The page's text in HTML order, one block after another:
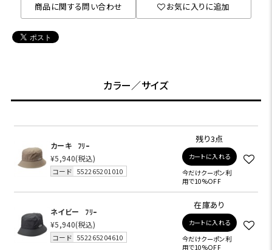
商品に関する問い合わせ お気に入りに追加
カラー／サイズ
カーキ
ﾌﾘｰ
¥5,940(税込)
コード 552265201010
残り3点
カートに入れる
今だけクーポン利
用で10%OFF
ネイビー
ﾌﾘｰ
¥5,940(税込)
コード 552265204610
在庫あり
カートに入れる
今だけクーポン利
用で10%OFF